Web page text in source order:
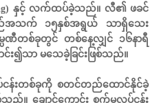
နှင့် လက်ထပ်ခဲ့သည်။ လီ၏ ဖခင်
သက် ၁၅နှစ်အရွယ် သာရှိသေး
ဏီတစ်ခုတွင် တစ်နေ့လျှင် ၁၆နာရီ
၍သာ မသေခဲ့ခြင်းဖြစ်သည်။
န်းတစ်ခုကို စတင်တည်ထောင်နိုင်ခဲ့
။ ချောင်ကောင်း စက်မှုလုပ်ငန်း